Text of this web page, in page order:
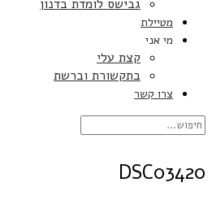
גבישס לומדת בדנון
מטיילת
מי אני
קצת עלי
בתקשורת וברשת
צרו קשר
DSC03420